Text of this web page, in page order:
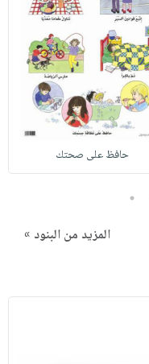
حافظ على صحتك
5
المزيد من البنود »